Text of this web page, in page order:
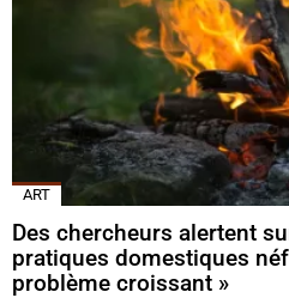
ART
Des chercheurs alertent
pratiques domestiques
problème croissant »